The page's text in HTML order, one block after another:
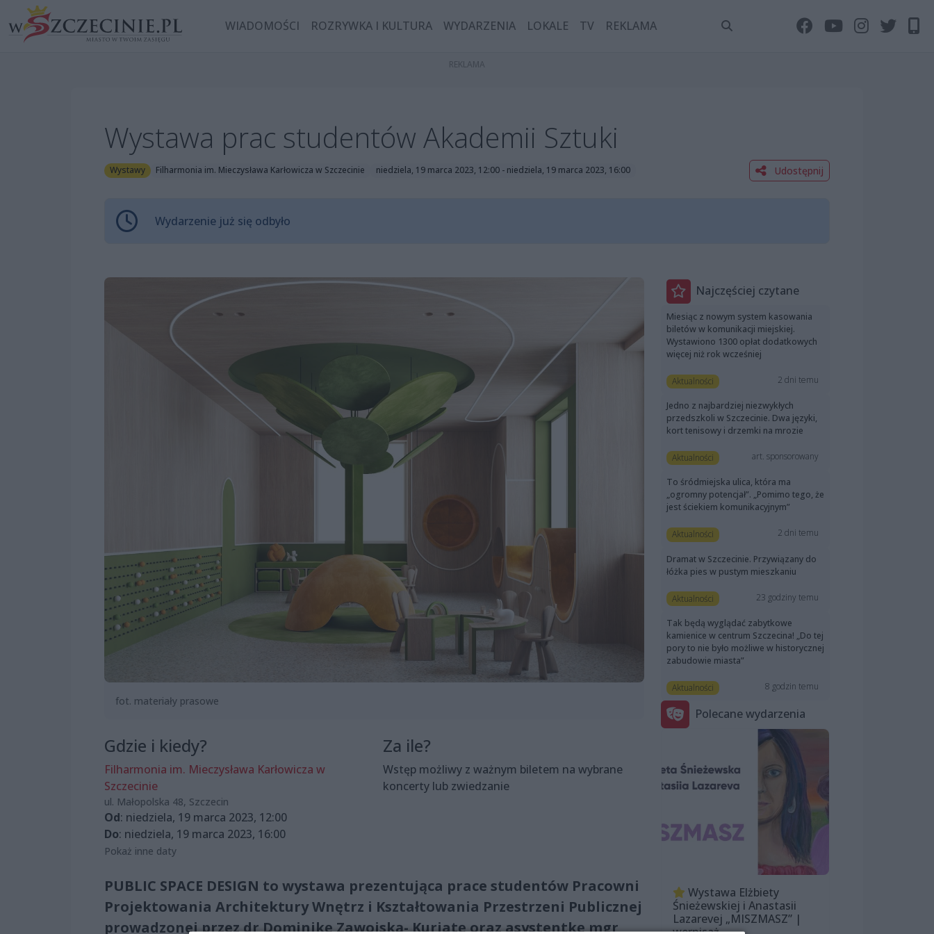
WIADOMOŚCI ROZRYWKA I KULTURA WYDARZENIA LOKALE TV REKLAMA
Wystawa prac studentów Akademii Sztuki
Wystawy Filharmonia im. Mieczysława Karłowicza w Szczecinie niedziela, 19 marca 2023, 12:00 - niedziela, 19 marca 2023, 16:00 Udostępnij
Wydarzenie już się odbyło
fot. materiały prasowe
Gdzie i kiedy?
Filharmonia im. Mieczysława Karłowicza w
Szczecinie
ul. Małopolska 48, Szczecin
Od: niedziela, 19 marca 2023, 12:00
Do: niedziela, 19 marca 2023, 16:00
Za ile?
Wstęp możliwy z ważnym biletem na wybrane
koncerty lub zwiedzanie
Pokaż inne daty
PUBLIC SPACE DESIGN to wystawa prezentująca prace studentów Pracowni
Projektowania Architektury Wnętrz i Kształtowania Przestrzeni Publicznej
prowadzonej przez dr Dominikę Zawojską- Kuriatę oraz asystentkę mgr
Najczęściej czytane
Miesiąc z nowym system kasowania
biletów w komunikacji miejskiej.
Wystawiono 1300 opłat dodatkowych
więcej niż rok wcześniej
Aktualności 2 dni temu
Jedno z najbardziej niezwykłych
przedszkoli w Szczecinie. Dwa języki,
kort tenisowy i drzemki na mrozie
Aktualności art. sponsorowany
To śródmiejska ulica, która ma
„ogromny potencjał”. „Pomimo tego, że
jest ściekiem komunikacyjnym”
Aktualności 2 dni temu
Dramat w Szczecinie. Przywiązany do
łóżka pies w pustym mieszkaniu
Aktualności 23 godziny temu
Tak będą wyglądać zabytkowe
kamienice w centrum Szczecina! „Do tej
pory to nie było możliwe w historycznej
zabudowie miasta”
Aktualności 8 godzin temu
Polecane wydarzenia
Wystawa Elżbiety
Śnieżewskiej i Anastasii
Lazarevej „MISZMASZ” |